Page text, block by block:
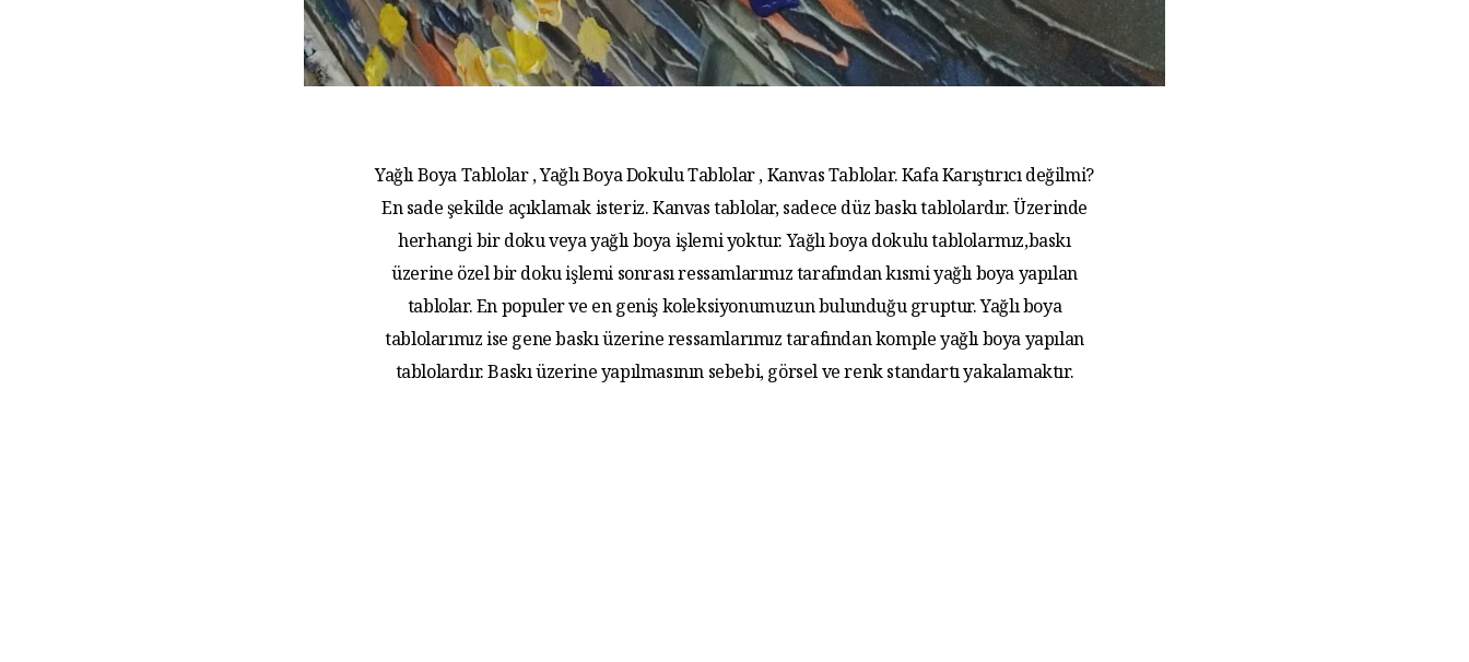
Yağlı Boya Tablolar , Yağlı Boya Dokulu Tablolar , Kanvas Tablolar. Kafa Karıştırıcı değilmi?
En sade şekilde açıklamak isteriz. Kanvas tablolar, sadece düz baskı tablolardır. Üzerinde
herhangi bir doku veya yağlı boya işlemi yoktur. Yağlı boya dokulu tablolarmız,baskı
üzerine özel bir doku işlemi sonrası ressamlarımız tarafından kısmi yağlı boya yapılan
tablolar. En populer ve en geniş koleksiyonumuzun bulunduğu gruptur. Yağlı boya
tablolarımız ise gene baskı üzerine ressamlarımız tarafından komple yağlı boya yapılan
tablolardır. Baskı üzerine yapılmasının sebebi, görsel ve renk standartı yakalamaktır.